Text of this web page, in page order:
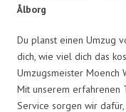
Ålborg
Du planst einen Umzug
dich, wie viel dich das
Umzugsmeister Moench
Mit unserem erfahrenen
Service sorgen wir